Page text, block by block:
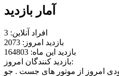
آمار بازدید
افراد آنلاین: 3
بازدید امروز: 2073
بازدید این ماه: 164803
بازدید کنندگان امروز: